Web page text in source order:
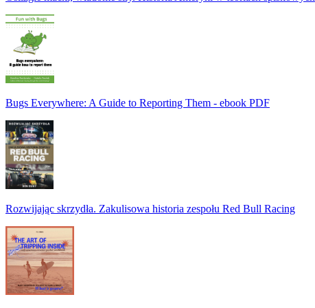
Bugs Everywhere: A Guide to Reporting Them - ebook PDF
Rozwijając skrzydła. Zakulisowa historia zespołu Red Bull Racing